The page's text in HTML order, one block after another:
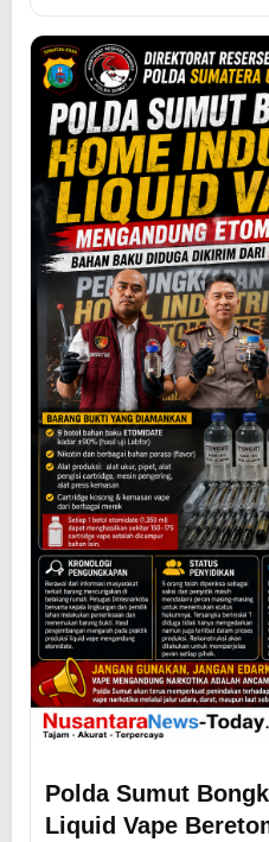
Polda Sumut
Liquid Vape